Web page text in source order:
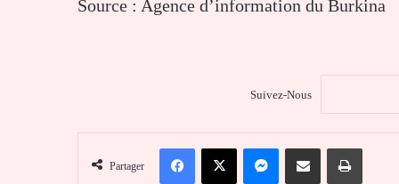
Source : Agence d’information du Burkina
Suivez-Nous
Partager
FacebookX MessengerPartager par email Imprimer